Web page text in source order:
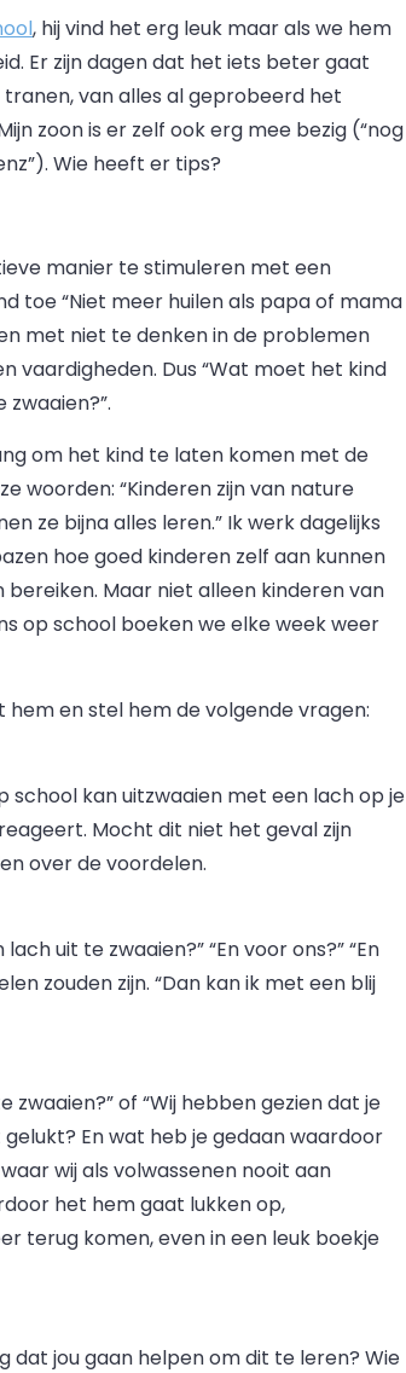
, hij vind het erg leuk maar als we hem
Er zijn dagen dat het iets beter gaat
van alles al geprobeerd het
zoon is er zelf ook erg mee bezig (“nog
Wie heeft er tips?
manier te stimuleren met een
toe “Niet meer huilen als papa of mama
met niet te denken in de problemen
vaardigheden. Dus “Wat moet het kind
om het kind te laten komen met de
woorden: “Kinderen zijn van nature
ze bijna alles leren.” Ik werk dagelijks
hoe goed kinderen zelf aan kunnen
Maar niet alleen kinderen van
op school boeken we elke week weer
hem en stel hem de volgende vragen:
school kan uitzwaaien met een lach op je
Mocht dit niet het geval zijn
over de voordelen.
uit te zwaaien?” “En voor ons?” “En
zouden zijn. “Dan kan ik met een blij
of “Wij hebben gezien dat je
En wat heb je gedaan waardoor
wij als volwassenen nooit aan
het hem gaat lukken op,
terug komen, even in een leuk boekje
dat jou gaan helpen om dit te leren? Wie